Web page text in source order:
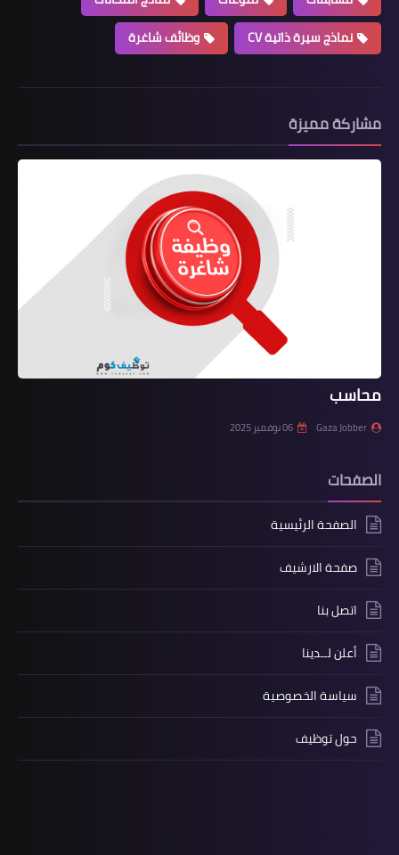
نماذج سيرة ذاتية CV
وظائف شاغرة
مشاركة مميزة
محاسب
Gaza Jobber 06 نوفمبر 2025
الصفحات
الصفحة الرئيسية
صفحة الارشيف
اتصل بنا
أعلن لــدينا
سياسة الخصوصية
حول توظيف